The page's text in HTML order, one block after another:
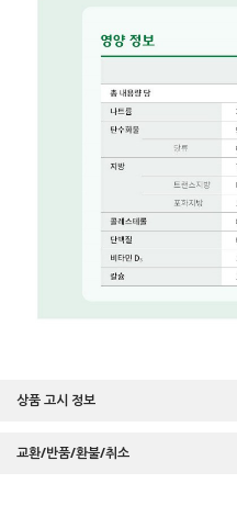
상품 고시 정보
교환/반품/환불/취소